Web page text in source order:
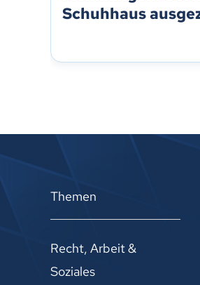
Schuhhaus
Themen
Recht, Arbeit &
Soziales